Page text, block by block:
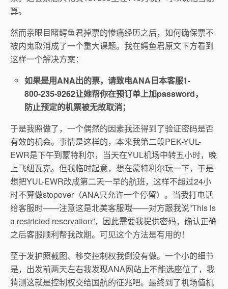
算。
然而亲眼目睹鳄鱼君掉票的惨痛经历之后，如何确保票不
被内鬼取消成了一个重大课题。我在鳄鱼君原文下方看到
这样一个解决方案：
如果是用ANA出的票，请致电ANA日本客服1-
800-235-9262让她帮你在预订单上加password，
防止预定的机票被无故取消；
于是我照做了，一个偶然的因素我还得到了验证密码是否
有效的机会。事情是这样的，本来我第二段PEK-YUL-
EWR是下午到蒙特利尔，当天在YUL机场中转五小时，晚
上飞纽瓦克。但我临时起意，想在蒙特利尔玩一下，于是
想把YUL-EWR改成第二天一早的航班，这样不超过24小
时不算做stopover（ANA只允许一个停留）。当我打电话
给客服时——注意这是北美客服哦——对方跟我说”This is
a restricted reservation”，因此需要我提供密码，确认正确
之后客服顺利帮我改期。可见这个方法是有用的！
至于发护照截图、移交控制权我倒没有做。一个小的细节
是，出发前两天左右我发现ANA网站上不能选座位了，我
猜测这就是控制权交给国航的征兆吧。最终到了机场值机